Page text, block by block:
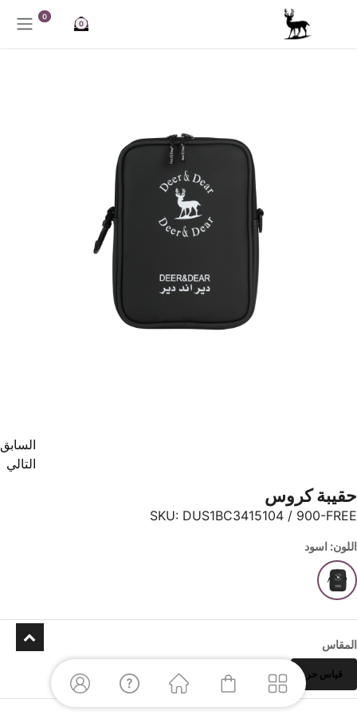
تخطي للذهاب إلى المحتوى
0
0
السابق
التالي
حقيبة كروس
SKU: DUS1BC3415104 / 900-FREE
اللون: اسود
المقاس
قياس حر